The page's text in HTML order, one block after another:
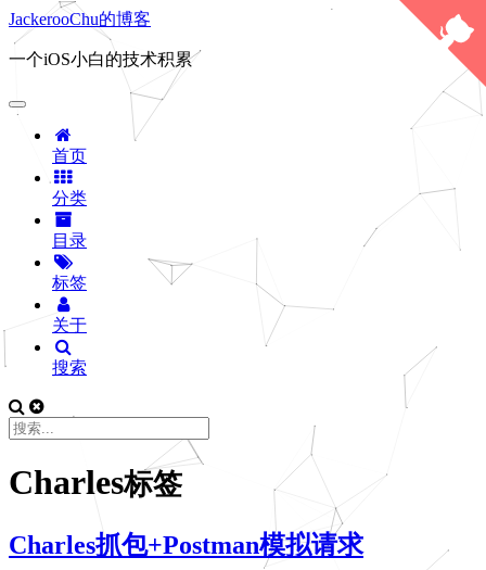
JackerooChu的博客
一个iOS小白的技术积累
首页
分类
目录
标签
关于
搜索
Charles标签
Charles抓包+Postman模拟请求